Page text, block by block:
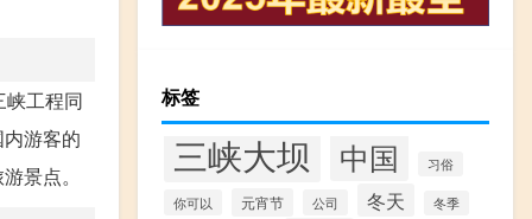
工程同
游客的
景点。
标签
三峡大坝 中国 习俗
你可以 元宵节 公司 冬天 冬季